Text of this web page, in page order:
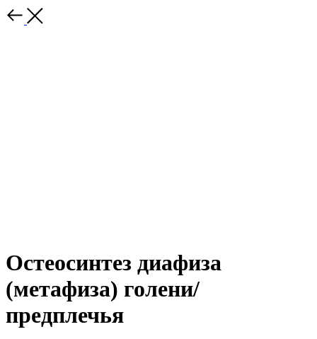
Остеосинтез диафиза
(метафиза) голени/
предплечья